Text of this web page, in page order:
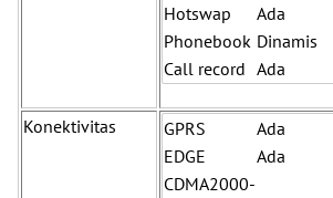
Hotswap
Ada
Phonebook Dinamis
Call record Ada
Konektivitas GPRS
Ada
EDGE
Ada
CDMA2000-